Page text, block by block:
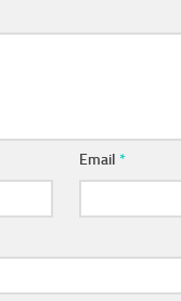
Email*